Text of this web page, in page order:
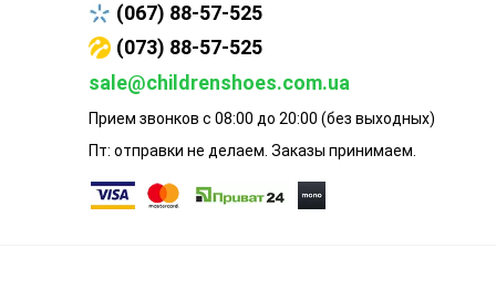
(067) 88-57-525
(073) 88-57-525
sale@childrenshoes.com.ua
Прием звонков с 08:00 до 20:00 (без выходных)
Пт: отправки не делаем. Заказы принимаем.